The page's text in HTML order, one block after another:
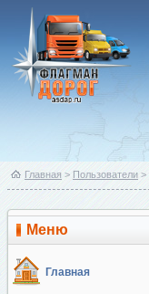
Главная > Пользователи >
Меню
Главная